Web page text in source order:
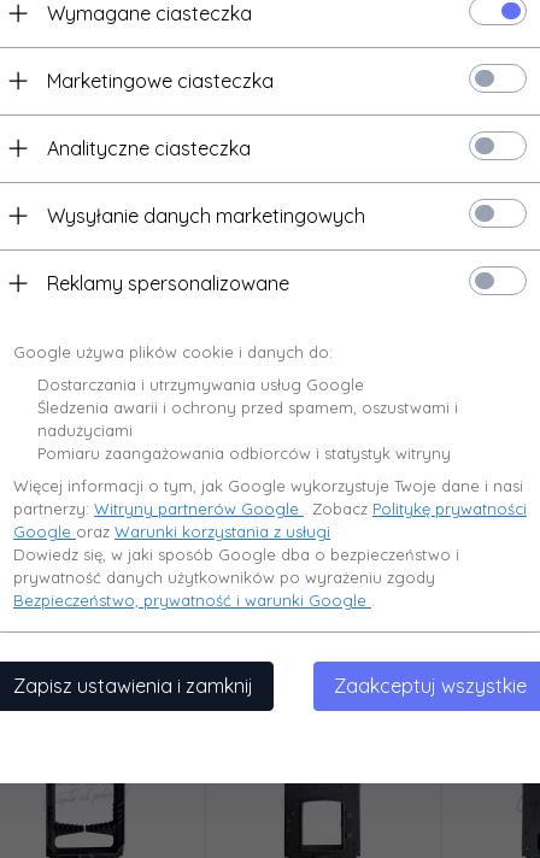
Wymagane ciasteczka
Marketingowe ciasteczka
Analityczne ciasteczka
Wysyłanie danych marketingowych
Reklamy spersonalizowane
Google używa plików cookie i danych do:
Dostarczania i utrzymywania usług Google
Śledzenia awarii i ochrony przed spamem, oszustwami i
nadużyciami
Pomiaru zaangażowania odbiorców i statystyk witryny
Więcej informacji o tym, jak Google wykorzystuje Twoje dane i nasi
partnerzy: Witryny partnerów Google . Zobacz Politykę prywatności
Google oraz Warunki korzystania z usługi
Dowiedz się, w jaki sposób Google dba o bezpieczeństwo i
prywatność danych użytkowników po wyrażeniu zgody
Bezpieczeństwo, prywatność i warunki Google
Zapisz ustawienia i zamknij Zaakceptuj wszystkie
KWD Camino 3 - Człon Pośredni
CAMINO SP. Z O.O.
KWD Camino 3 - Człon
którzy kupili ten produkt wybrali